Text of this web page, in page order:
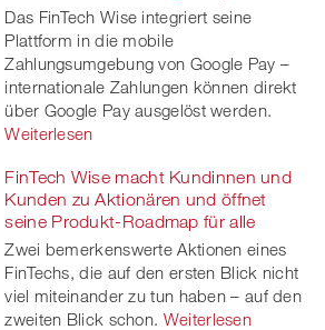
Das FinTech Wise integriert seine
Plattform in die mobile
Zahlungsumgebung von Google Pay –
internationale Zahlungen können direkt
über Google Pay ausgelöst werden.
Weiterlesen
FinTech Wise macht Kundinnen und
Kunden zu Aktionären und öffnet
seine Produkt-Roadmap für alle
Zwei bemerkenswerte Aktionen eines
FinTechs, die auf den ersten Blick nicht
viel miteinander zu tun haben – auf den
zweiten Blick schon. Weiterlesen